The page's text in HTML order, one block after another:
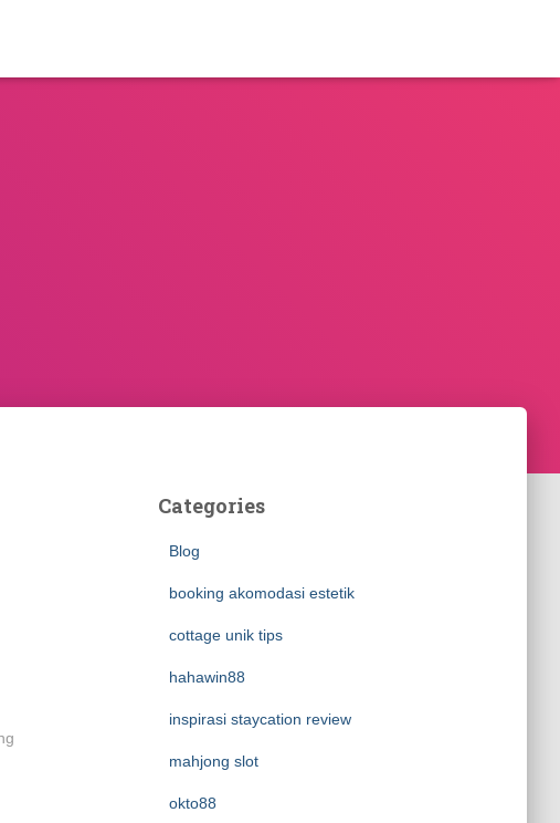
Categories
Blog
booking akomodasi estetik
cottage unik tips
hahawin88
inspirasi staycation review
mahjong slot
okto88